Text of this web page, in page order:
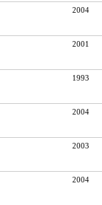
2004
2001
1993
2004
2003
2004